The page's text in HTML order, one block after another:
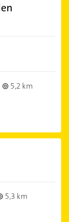
5,2 km
5,3 km